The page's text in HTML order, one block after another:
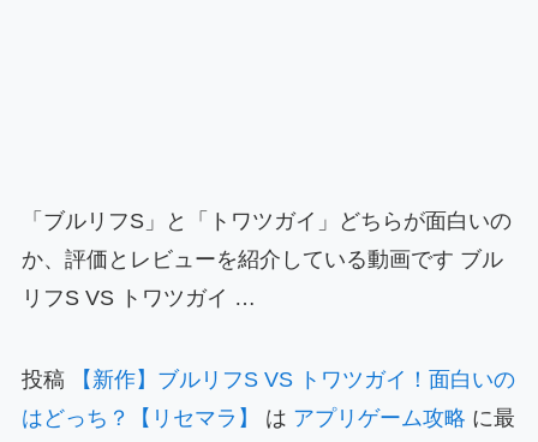
「ブルリフS」と「トワツガイ」どちらが面白いの
か、評価とレビューを紹介している動画です ブル
リフS VS トワツガイ …
投稿
【新作】ブルリフS VS トワツガイ！面白いの
はどっち？【リセマラ】
は アプリゲーム攻略 に最